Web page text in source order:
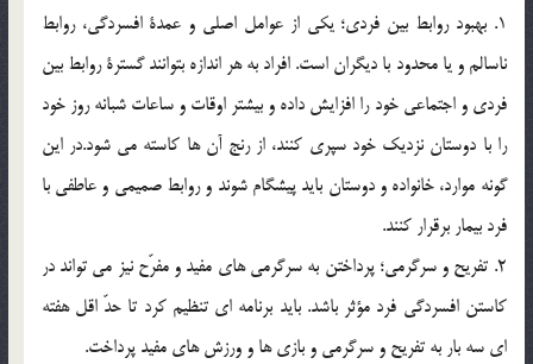
1. بهبود روابط بين فردي؛ يكي از عوامل اصلي و عمدة افسردگي، روابط
ناسالم و يا محدود با ديگران است. افراد به هر اندازه بتوانند گسترة روابط بين
فردي و اجتماعي خود را افزايش داده و بيشتر اوقات و ساعات شبانه روز خود
را با دوستان نزديك خود سپري كنند، از رنج آن ها كاسته مي شود.در اين
گونه موارد، خانواده و دوستان بايد پيشگام شوند و روابط صميمي و عاطفي با
فرد بيمار برقرار كنند.
2. تفريح و سرگرمي؛ پرداختن به سرگرمي هاي مفيد و مفرّح نيز مي تواند در
كاستن افسردگي فرد مؤثر باشد. بايد برنامه اي تنظيم كرد تا حدّ اقل هفته
اي سه بار به تفريح و سرگرمي و بازي ها و ورزش هاي مفيد پرداخت.